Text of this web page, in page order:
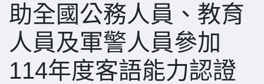
助全國公務人員、教育
人員及軍警人員參加
114年度客語能力認證